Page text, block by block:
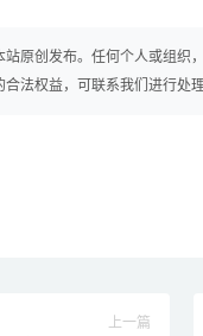
原创发布。任何个人或组织
法权益，可联系我们进行处理
上一篇